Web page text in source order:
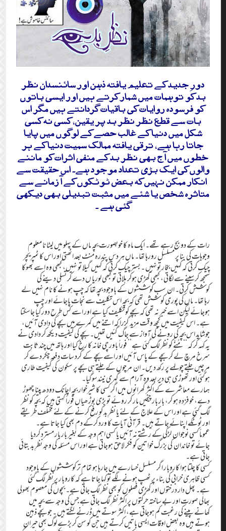
دورِ جدید کے تعلیم یافتہ ذہن اور سائنسدان نظر
بد کو توہمات میں شمار کرتے ہیں اور ایسی باتوں
کو فرسودہ روایات کی باقیات گردانتے ہیں مگر اس
بات سے قطع نظر نظر بد پر یقین، کسی نہ کسی
شکل میں دنیا کے غالب حصے کے لوگوں میں پایا
جاتا رہا ہے، ترقی یافتہ ممالک سمیت دنیا کے ہر
خطوں میں آج بھی نظر بد کے منفی اثرات کو ماننے
والوں کی ایک بڑی تعداد موجود ہے۔ اس حقیقت سے
انکار ممکن نہیں کہ بعض ٹوٹکوں کے آزمانے سے
متاثرہ شخص یا شئے میں مثبت تبدیلی بھی دیکھی
گئی ہے ۔
رات کے دو بج رہے تھے۔ ایک ماہ کا خوبصورت بچہ ماں کے پہلو میں لیٹا نا معلوم
وجوہات کی بنا پر مسلسل رورہا تھا۔ ماں ہر دس پندرہ منٹ بعد اٹھتی اور اس کا ٹمپریچر
چیک کرتی کہ کہیں بخار تونہیں ۔ بستر چیک کرتی کہ کہیں گیلا تو نہیں، کبھی وہ اسے بھوکا
سمجھ کر سینے سے لگاتی، کبھی کھڑی ہوکر ہلاتی تو کبھی لوریا ں دے کر تسلی دینے کی
کوشش کرتی۔ ان سب کوششوں کے باوجود بچہ تھا کہ چپ ہونے کا نام نہیں لے
رہا تھا۔ ماں کی پوری کوشش تھی کہ بچہ اس تکلیف سے نجات پاجائے اور چپ
ہوجائے لیکن اسے خبر نہ تھی کہ بچے کو تکلیف کیا ہے اور اسے کس طرح دور کیا جاسکتا
ہے۔ اس کیفیت میں کچھ وقت مزید گزرا کہ اتنے میں کمرے میں بچے کی دادی آئیں،
جوشاید اس بچہ کی رونے کی آواز سے جاگ گئیں تھیں۔ بچے کی کیفیت دیکھ کر دادی نے
یہ کہہ کر کہ ‘‘مُنّے کو نظر لگ گئی ہے’’ فوراً باورچی خانہ کا رخ کیا اور ہاتھ میں چند ثابت
سرخ مرچ لے کر بچے کے پاس آئیں اور اسے بچے کے گرد سات دفعہ چکر دے کر
مرچیں جلتے چولہے پر رکھ دیں۔ ان مرچوں کے جلتے ہی بچے پر سکون کی کیفیت طاری
ہوگئی اور تھوڑی ہی دیر بعد وہ آرام سے گہری نیندسوگیا۔
ہمارے معاشرے کے اکثر گھرانوں میں اگر کسی کا شیرخوار بچہ اچانک دودھ پینا چھوڑ
دے، خوفزدہ ہو کر، بار بار چیخیں مار کر روئے تو بڑی بوڑھیاں فوراً کہتی ہیں کہ بچہ کو نظر
لگ گئی ہے اور اس کے علاج کے لئے یا نظرِ بد کو رفع کرنے کے لئے مختلف طریقے
اور ٹوٹکے اپنائے جاتے ہیں۔ قرآنی آیات کا ورد کرکے دم بھی کیا جاتا ہے۔
عموماً کسی نوجوان لڑکی کے رشتے نہ آئیں یا کسی اہم وجہ کے بغیر بار بار مسترد کردیا
جائے تو خاندان کی بزرگ خواتین کو فکر لاحق ہوجاتی ہے اور اس مسئلہ کی وجہ نظرِ بد بتائی
جاتی ہے۔
کسی کا چلتا ہوا کاروبار اگر مسلسل خسارے میں جارہا ہو تمام تر کوششوں کے باوجود
کسی ظاہری خرابی کی بناء پر ٹھپ ہونے لگے تو کہا جاتا ہے کہ کاروبار پر نظر لگ گئی
ہے۔ پھل دار درختوں اور کھڑی فصلوں کو بھی نظر لگ جاتی ہے۔ بچوں کی معصوم بھولی
بھالی صورت اور بے ساختہ حرکتوں پر اکثر نظر لگ جاتی ہے جس کی وجہ سے بچہ میں
کھانے پینے کی رغبت کم ہوجاتی ہے، اکثر سوتے میں ڈرنے لگتے ہیں ۔ جو بچے ذہین
ہوتے ہیں وہ بعض اوقات ایسی باتیں کرتے ہیں جن کو سن کر بڑے لوگ بھی حیران